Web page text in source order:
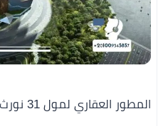
المطور العقاري لمول 31 نورث تاور العاصمة الإدارية الجديدة